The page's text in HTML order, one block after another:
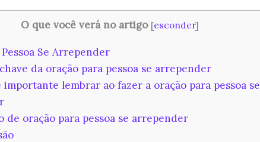
O que você verá no artigo [esconder]
Se Arrepender
da oração para pessoa se arrepender
importante lembrar ao fazer a oração para pessoa se
de oração para pessoa se arrepender